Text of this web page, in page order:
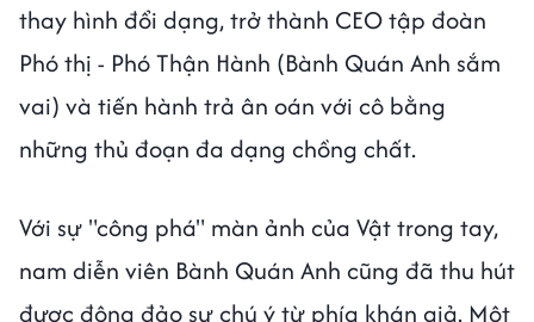
thay hình đổi dạng, trở thành CEO tập đoàn
Phó thị - Phó Thận Hành (Bành Quán Anh sắm
vai) và tiến hành trả ân oán với cô bằng
những thủ đoạn đa dạng chồng chất.
Với sự "công phá" màn ảnh của Vật trong tay,
nam diễn viên Bành Quán Anh cũng đã thu hút
được đông đảo sự chú ý từ phía khán giả. Một